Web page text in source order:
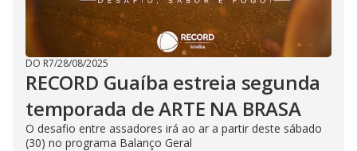
DO R7/28/08/2025
RECORD Guaíba estreia segunda
temporada de ARTE NA BRASA
O desafio entre assadores irá ao ar a partir deste sábado
(30) no programa Balanço Geral